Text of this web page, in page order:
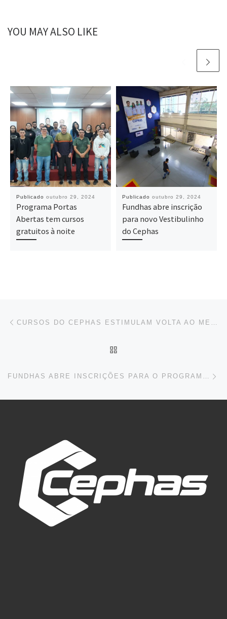
YOU MAY ALSO LIKE
Publicado outubro 29, 2024
Programa Portas
Abertas tem cursos
gratuitos à noite
Publicado outubro 29, 2024
Fundhas abre inscrição
para novo Vestibulinho
do Cephas
Navegação do post
FUNDHAS ABRE INSCRIÇÕES PARA O PROGRAMA PRIMEIRA CHANCE